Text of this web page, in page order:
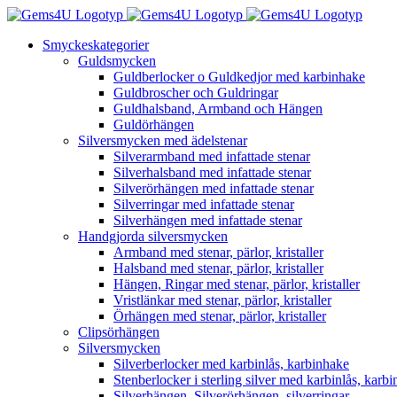
Fortsätt
innehålletSmyckeskategorier
Guldsmycken
Guldberlocker o Guldkedjor med karbinhake
Guldbroscher och Guldringar
Guldhalsband, Armband och Hängen
Guldörhängen
Silversmycken med ädelstenar
Silverarmband med infattade stenar
Silverhalsband med infattade stenar
Silverörhängen med infattade stenar
Silverringar med infattade stenar
Silverhängen med infattade stenar
Handgjorda silversmycken
Armband med stenar, pärlor, kristaller
Halsband med stenar, pärlor, kristaller
Hängen, Ringar med stenar, pärlor, kristaller
Vristlänkar med stenar, pärlor, kristaller
Örhängen med stenar, pärlor, kristaller
Clipsörhängen
Silversmycken
Silverberlocker med karbinlås, karbinhake
Stenberlocker i sterling silver med karbinlås,